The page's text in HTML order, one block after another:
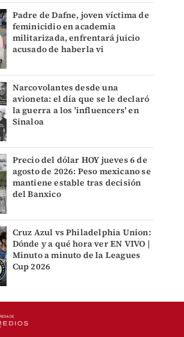
Padre de Dafne, joven víctima de
feminicidio en academia
militarizada, enfrentará juicio
acusado de haberla vi
Narcovolantes desde una
avioneta: el día que se le declaró
la guerra a los 'influencers' en
Sinaloa
Precio del dólar HOY jueves 6 de
agosto de 2026: Peso mexicano se
mantiene estable tras decisión
del Banxico
Cruz Azul vs Philadelphia Union:
Dónde y a qué hora ver EN VIVO |
Minuto a minuto de la Leagues
Cup 2026